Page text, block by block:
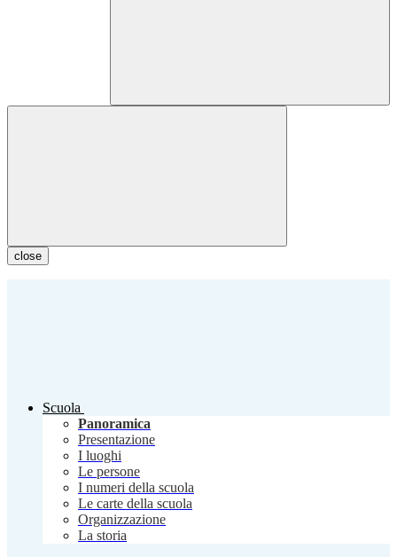
close
Scuola
Panoramica
Presentazione
I luoghi
Le persone
I numeri della scuola
Le carte della scuola
Organizzazione
La storia